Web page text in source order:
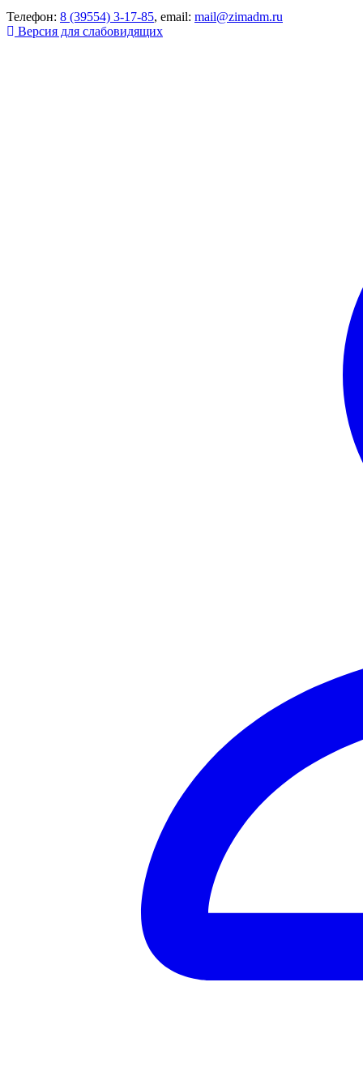
Телефон: 8 (39554) 3-17-85, email: mail@zimadm.ru
Версия для слабовидящих